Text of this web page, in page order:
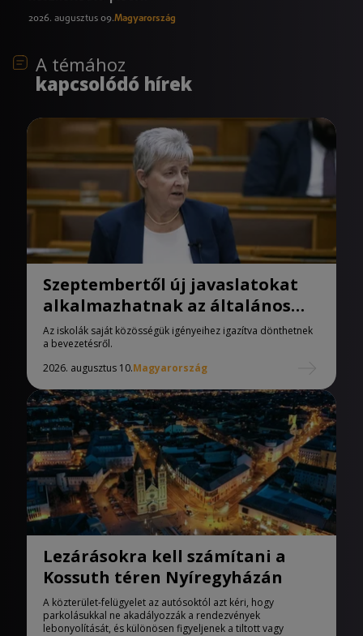
2026. augusztus 09.Magyarország
A témához
kapcsolódó hírek
Szeptembertől új javaslatokat
alkalmazhatnak az általános
iskolák
Az iskolák saját közösségük igényeihez igazítva dönthetnek
a bevezetésről.
2026. augusztus 10.Magyarország
Lezárásokra kell számítani a
Kossuth téren Nyíregyházán
A közterület-felügyelet az autósoktól azt kéri, hogy
parkolásukkal ne akadályozzák a rendezvények
lebonyolítását, és különösen figyeljenek a tiltott vagy